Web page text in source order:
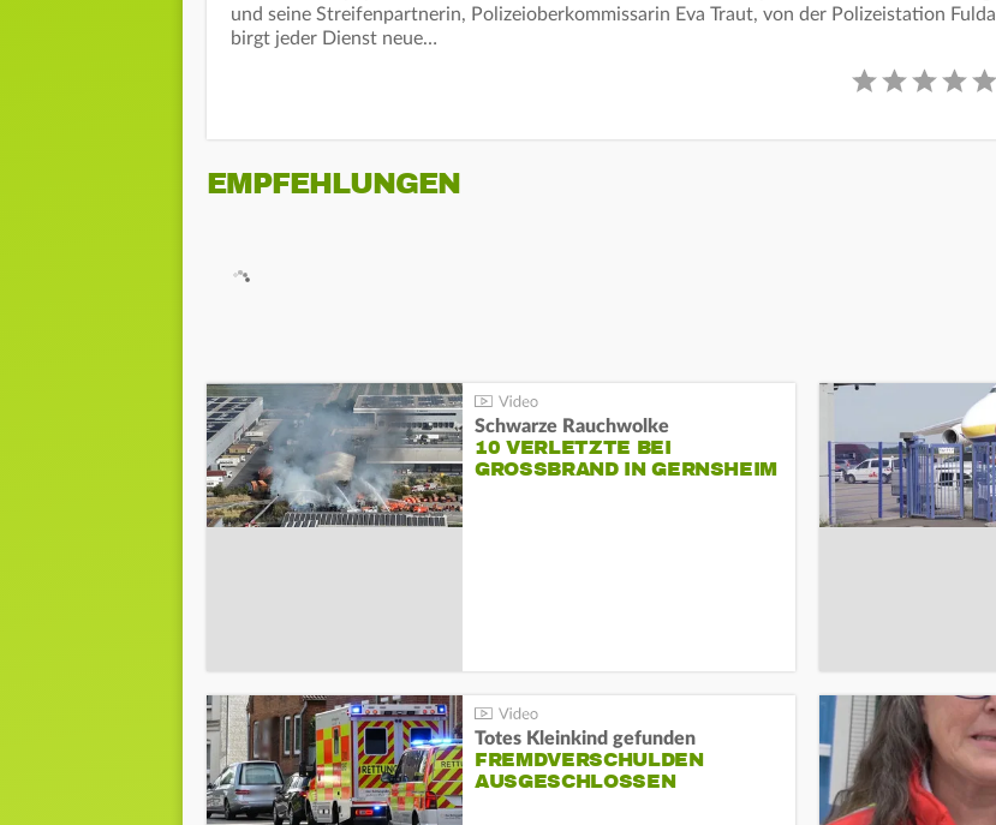
und seine Streifenpartnerin, Polizeioberkommissarin Eva Traut, von der Polizeistation Fulda
birgt jeder Dienst neue…
EMPFEHLUNGEN
Schwarze Rauchwolke
10 VERLETZTE BEI
GROSSBRAND IN GERNSHEIM
Totes Kleinkind gefunden
FREMDVERSCHULDEN
AUSGESCHLOSSEN